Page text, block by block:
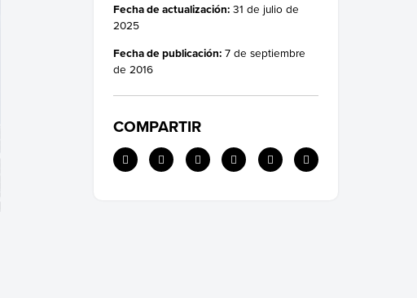
Fecha de actualización: 31 de julio de
2025
Fecha de publicación: 7 de septiembre
de 2016
COMPARTIR